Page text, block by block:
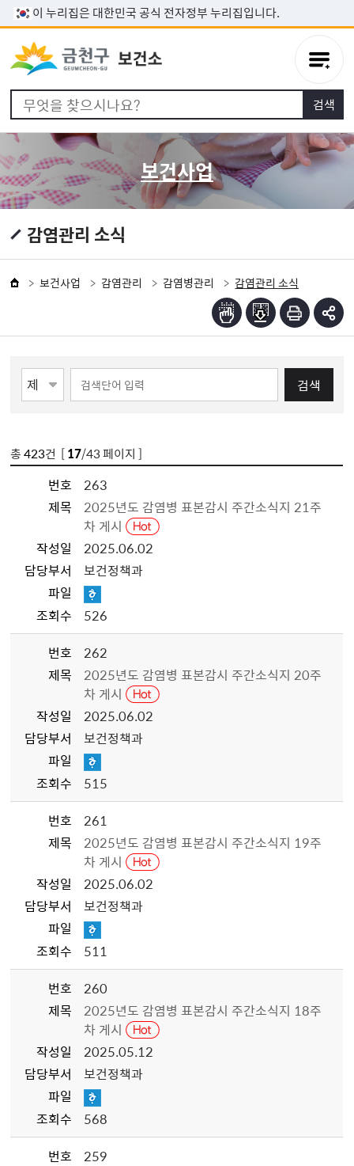
본문 바로가기
이 누리집은 대한민국 공식 전자정부 누리집입니다.
보건사업
감염관리 소식
보건사업 감염관리 감염병관리 감염관리 소식
검색
총423건 [17/43 페이지 ]
번호
263
제목
2025년도 감염병 표본감시 주간소식지 21주
차 게시
작성일
2025.06.02
담당부서
보건정책과
파일
조회수
526
번호
262
제목
2025년도 감염병 표본감시 주간소식지 20주
차 게시
작성일
2025.06.02
담당부서
보건정책과
파일
조회수
515
번호
261
제목
2025년도 감염병 표본감시 주간소식지 19주
차 게시
작성일
2025.06.02
담당부서
보건정책과
파일
조회수
511
번호
260
제목
2025년도 감염병 표본감시 주간소식지 18주
차 게시
작성일
2025.05.12
담당부서
보건정책과
파일
조회수
568
번호
259